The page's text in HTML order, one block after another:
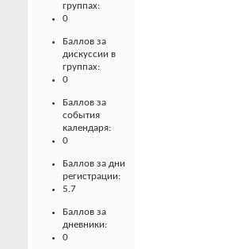
группах:
0
Баллов за
дискуссии в
группах:
0
Баллов за
события
календаря:
0
Баллов за дни
регистрации:
5.7
Баллов за
дневники:
0